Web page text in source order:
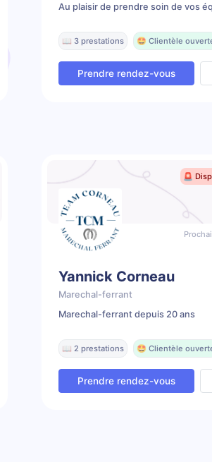
Au plaisir de prendre soin de vos
📖 3 prestations 🤩 Clientèle
Prendre rendez-vous
🚨
Yannick Corneau
Marechal-ferrant
Marechal-ferrant depuis 20 ans
📖 2 prestations 🤩 Clientèle
Prendre rendez-vous